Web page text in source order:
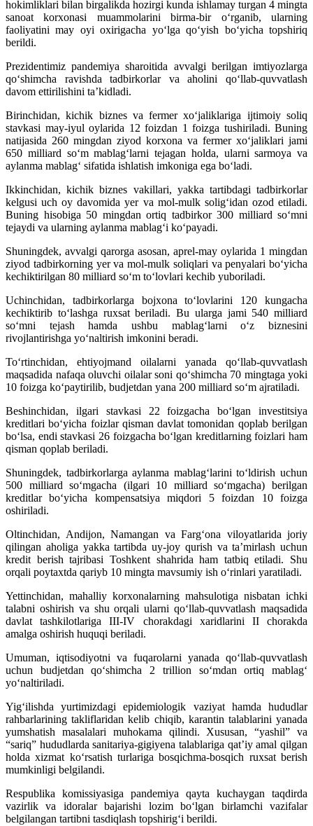
hokimliklari bilan birgalikda hozirgi kunda ishlamay turgan 4 mingta
sanoat korxonasi muammolarini birma-bir o‘rganib, ularning
faoliyatini may oyi oxirigacha yo‘lga qo‘yish bo‘yicha topshiriq
berildi.
Prezidentimiz pandemiya sharoitida avvalgi berilgan imtiyozlarga
qo‘shimcha ravishda tadbirkorlar va aholini qo‘llab-quvvatlash
davom ettirilishini ta’kidladi.
Birinchidan, kichik biznes va fermer xo‘jaliklariga ijtimoiy soliq
stavkasi may-iyul oylarida 12 foizdan 1 foizga tushiriladi. Buning
natijasida 260 mingdan ziyod korxona va fermer xo‘jaliklari jami
650 milliard so‘m mablag‘larni tejagan holda, ularni sarmoya va
aylanma mablag‘ sifatida ishlatish imkoniga ega bo‘ladi.
Ikkinchidan, kichik biznes vakillari, yakka tartibdagi tadbirkorlar
kelgusi uch oy davomida yer va mol-mulk solig‘idan ozod etiladi.
Buning hisobiga 50 mingdan ortiq tadbirkor 300 milliard so‘mni
tejaydi va ularning aylanma mablag‘i ko‘payadi.
Shuningdek, avvalgi qarorga asosan, aprel-may oylarida 1 mingdan
ziyod tadbirkorning yer va mol-mulk soliqlari va penyalari bo‘yicha
kechiktirilgan 80 milliard so‘m to‘lovlari kechib yuboriladi.
Uchinchidan, tadbirkorlarga bojxona to‘lovlarini 120 kungacha
kechiktirib to‘lashga ruxsat beriladi. Bu ularga jami 540 milliard
so‘mni tejash hamda ushbu mablag‘larni o‘z biznesini
rivojlantirishga yo‘naltirish imkonini beradi.
To‘rtinchidan, ehtiyojmand oilalarni yanada qo‘llab-quvvatlash
maqsadida nafaqa oluvchi oilalar soni qo‘shimcha 70 mingtaga yoki
10 foizga ko‘paytirilib, budjetdan yana 200 milliard so‘m ajratiladi.
Beshinchidan, ilgari stavkasi 22 foizgacha bo‘lgan investitsiya
kreditlari bo‘yicha foizlar qisman davlat tomonidan qoplab berilgan
bo‘lsa, endi stavkasi 26 foizgacha bo‘lgan kreditlarning foizlari ham
qisman qoplab beriladi.
Shuningdek, tadbirkorlarga aylanma mablag‘larini to‘ldirish uchun
500 milliard so‘mgacha (ilgari 10 milliard so‘mgacha) berilgan
kreditlar bo‘yicha kompensatsiya miqdori 5 foizdan 10 foizga
oshiriladi.
Oltinchidan, Andijon, Namangan va Farg‘ona viloyatlarida joriy
qilingan aholiga yakka tartibda uy-joy qurish va ta’mirlash uchun
kredit berish tajribasi Toshkent shahrida ham tatbiq etiladi. Shu
orqali poytaxtda qariyb 10 mingta mavsumiy ish o‘rinlari yaratiladi.
Yettinchidan, mahalliy korxonalarning mahsulotiga nisbatan ichki
talabni oshirish va shu orqali ularni qo‘llab-quvvatlash maqsadida
davlat tashkilotlariga III-IV chorakdagi xaridlarini II chorakda
amalga oshirish huquqi beriladi.
Umuman, iqtisodiyotni va fuqarolarni yanada qo‘llab-quvvatlash
uchun budjetdan qo‘shimcha 2 trillion so‘mdan ortiq mablag‘
yo‘naltiriladi.
Yig‘ilishda yurtimizdagi epidemiologik vaziyat hamda hududlar
rahbarlarining takliflaridan kelib chiqib, karantin talablarini yanada
yumshatish masalalari muhokama qilindi. Xususan, “yashil” va
“sariq” hududlarda sanitariya-gigiyena talablariga qat’iy amal qilgan
holda xizmat ko‘rsatish turlariga bosqichma-bosqich ruxsat berish
mumkinligi belgilandi.
Respublika komissiyasiga pandemiya qayta kuchaygan taqdirda
vazirlik va idoralar bajarishi lozim bo‘lgan birlamchi vazifalar
belgilangan tartibni tasdiqlash topshirig‘i berildi.